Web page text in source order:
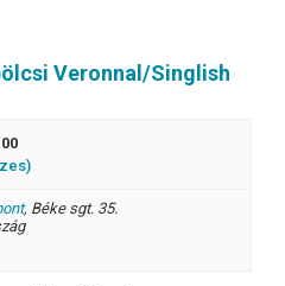
Veronnal/Singlish
, Béke sgt. 35.